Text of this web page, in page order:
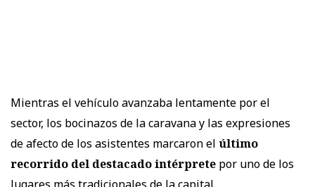
Mientras el vehículo avanzaba lentamente por el
sector, los bocinazos de la caravana y las expresiones
de afecto de los asistentes marcaron el último
recorrido del destacado intérprete por uno de los